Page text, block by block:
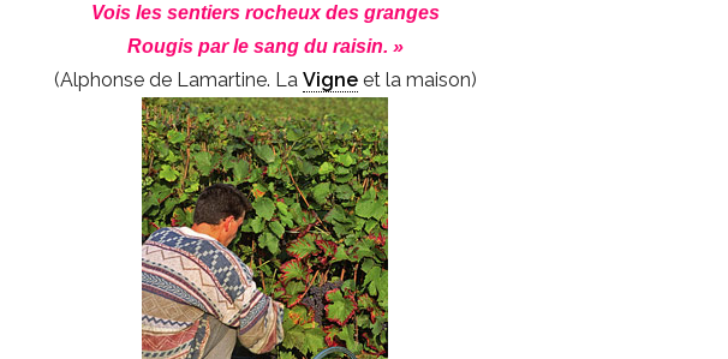
Vois les sentiers rocheux des granges
Rougis par le sang du raisin. »
(Alphonse de Lamartine. La Vigneet la maison)